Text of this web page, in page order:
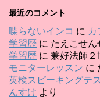
最近のコメント
喋らないインコ に カ
学習歴 に たえこせん
学習歴 に 兼好法師２
モニターレッスン に
英検スピーキングテ
んすけ より